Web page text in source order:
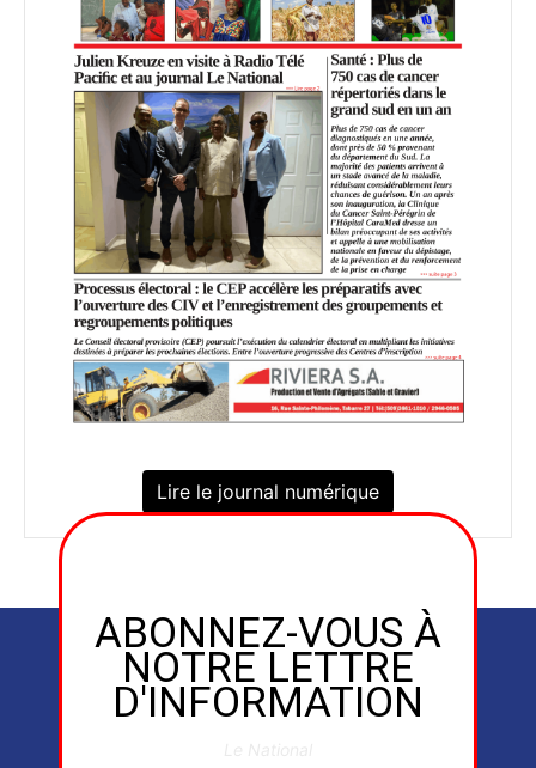
Lire le journal numérique
ABONNEZ-VOUS À
NOTRE LETTRE
D'INFORMATION